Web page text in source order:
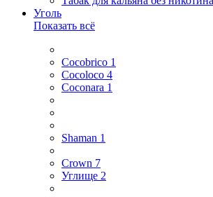
Уголь
Показать всё
Cocobrico 1
Cocoloco 4
Coconara 1
Shaman 1
Сrown 7
Углище 2